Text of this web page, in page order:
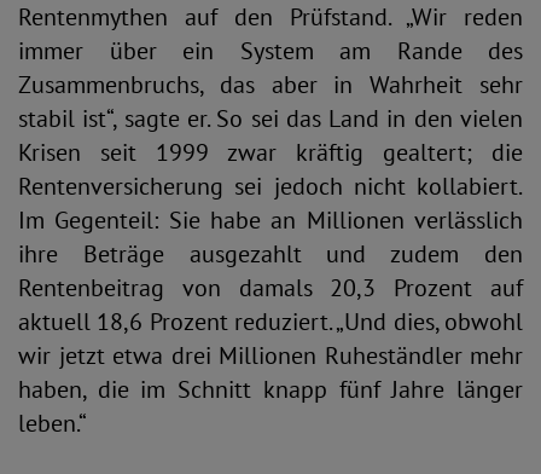
Rentenmythen auf den Prüfstand. „Wir reden
immer über ein System am Rande des
Zusammenbruchs, das aber in Wahrheit sehr
stabil ist“, sagte er. So sei das Land in den vielen
Krisen seit 1999 zwar kräftig gealtert; die
Rentenversicherung sei jedoch nicht kollabiert.
Im Gegenteil: Sie habe an Millionen verlässlich
ihre Beträge ausgezahlt und zudem den
Rentenbeitrag von damals 20,3 Prozent auf
aktuell 18,6 Prozent reduziert. „Und dies, obwohl
wir jetzt etwa drei Millionen Ruheständler mehr
haben, die im Schnitt knapp fünf Jahre länger
leben.“